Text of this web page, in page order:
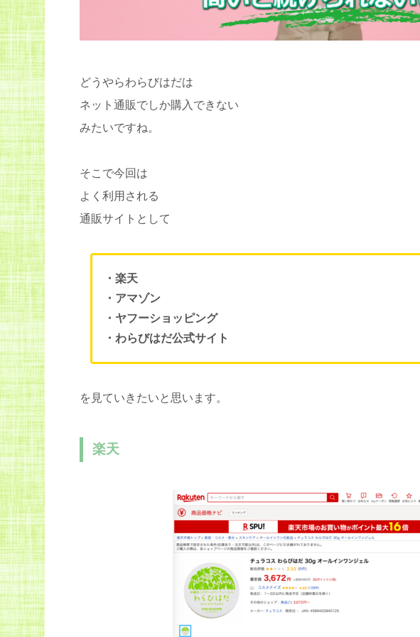
どうやらわらびはだは
ネット通販でしか購入できない
みたいですね。
そこで今回は
よく利用される
通販サイトとして
・楽天
・アマゾン
・ヤフーショッピング
・わらびはだ公式サイト
を見ていきたいと思います。
楽天